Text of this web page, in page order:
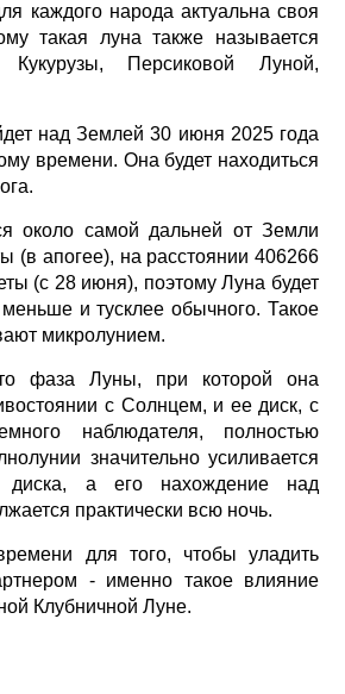
каждого народа актуальна своя
такая луна также называется
Персиковой Луной,
над Землей 30 июня 2025 года
времени. Она будет находиться
около самой дальней от Земли
(в апогее), на расстоянии 406266
(с 28 июня), поэтому Луна будет
меньше и тусклее обычного. Такое
микролунием.
фаза Луны, при которой она
с Солнцем, и ее диск, с
наблюдателя, полностью
значительно усиливается
диска, а его нахождение над
практически всю ночь.
для того, чтобы уладить
- именно такое влияние
Клубничной Луне.